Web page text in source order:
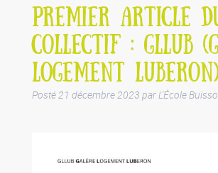
PREMIER ARTICLE
COLLECTIF : GLLUB
LOGEMENT LUBERON)
Posté 21 décembre 2023 par L'École